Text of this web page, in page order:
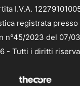
I.V.A.
registrata
n°45/2023 del 07/
- Tutti i diritti